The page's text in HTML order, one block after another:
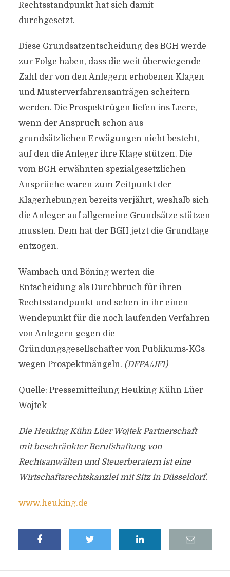
Rechtsstandpunkt hat sich damit
durchgesetzt.
Diese Grundsatzentscheidung des BGH werde
zur Folge haben, dass die weit überwiegende
Zahl der von den Anlegern erhobenen Klagen
und Musterverfahrensanträgen scheitern
werden. Die Prospektrügen liefen ins Leere,
wenn der Anspruch schon aus
grundsätzlichen Erwägungen nicht besteht,
auf den die Anleger ihre Klage stützen. Die
vom BGH erwähnten spezialgesetzlichen
Ansprüche waren zum Zeitpunkt der
Klagerhebungen bereits verjährt, weshalb sich
die Anleger auf allgemeine Grundsätze stützen
mussten. Dem hat der BGH jetzt die Grundlage
entzogen.
Wambach und Böning werten die
Entscheidung als Durchbruch für ihren
Rechtsstandpunkt und sehen in ihr einen
Wendepunkt für die noch laufenden Verfahren
von Anlegern gegen die
Gründungsgesellschafter von Publikums-KGs
wegen Prospektmängeln. (DFPA/JF1)
Quelle: Pressemitteilung Heuking Kühn Lüer
Wojtek
Die Heuking Kühn Lüer Wojtek Partnerschaft
mit beschränkter Berufshaftung von
Rechtsanwälten und Steuerberatern ist eine
Wirtschaftsrechtskanzlei mit Sitz in Düsseldorf.
www.heuking.de